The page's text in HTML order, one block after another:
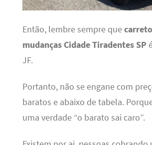
Então, lembre sempre que
mudanças Cidade Tiradentes SP
JF.
Portanto, não se engane com
baratos e abaixo de tabela.
uma verdade “o barato sai caro”.